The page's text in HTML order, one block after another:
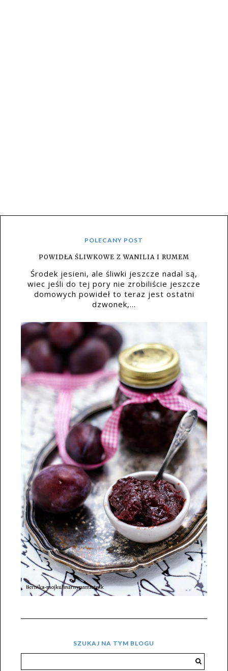
POLECANY POST
POWIDŁA ŚLIWKOWE Z WANILIA I RUMEM
Środek jesieni, ale śliwki jeszcze nadal są,
wiec jeśli do tej pory nie zrobiliście jeszcze
domowych powideł to teraz jest ostatni
dzwonek,...
SZUKAJ NA TYM BLOGU